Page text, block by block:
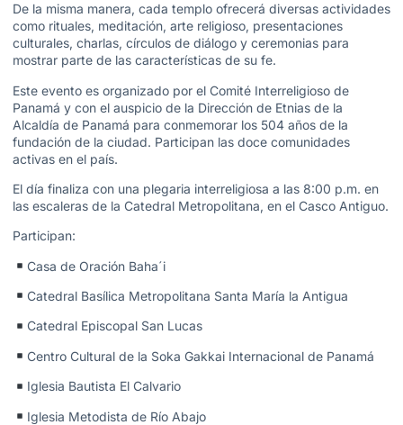
De la misma manera, cada templo ofrecerá diversas actividades
como rituales, meditación, arte religioso, presentaciones
culturales, charlas, círculos de diálogo y ceremonias para
mostrar parte de las características de su fe.
Este evento es organizado por el Comité Interreligioso de
Panamá y con el auspicio de la Dirección de Etnias de la
Alcaldía de Panamá para conmemorar los 504 años de la
fundación de la ciudad. Participan las doce comunidades
activas en el país.
El día finaliza con una plegaria interreligiosa a las 8:00 p.m. en
las escaleras de la Catedral Metropolitana, en el Casco Antiguo.
Participan:
Casa de Oración Baha´i
Catedral Basílica Metropolitana Santa María la Antigua
Catedral Episcopal San Lucas
Centro Cultural de la Soka Gakkai Internacional de Panamá
Iglesia Bautista El Calvario
Iglesia Metodista de Río Abajo